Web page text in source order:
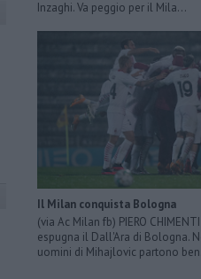
Inzaghi. Va peggio per il Mila...
Il Milan conquista Bologna
(via Ac Milan fb) PIERO
espugna il Dall'Ara di Bologna.
uomini di Mihajlovic partono